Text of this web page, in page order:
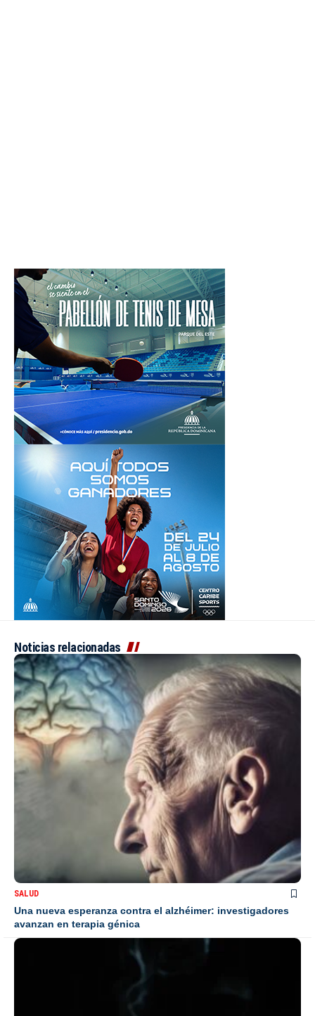
Noticias relacionadas
SALUD
Una nueva esperanza contra el alzhéimer: investigadores
avanzan en terapia génica